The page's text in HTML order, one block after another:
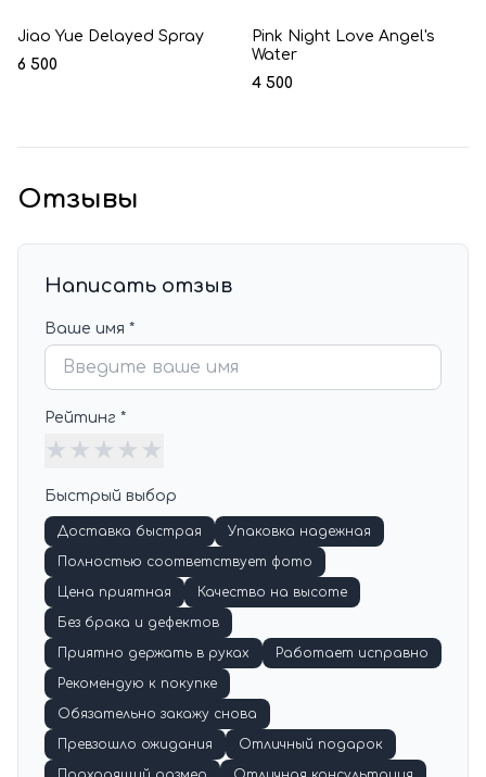
Jiao Yue Delayed Spray
6 500
Pink Night Love Angel's
Water
4 500
Отзывы
Написать отзыв
Ваше имя *
Рейтинг *
★ ★ ★ ★ ★
Быстрый выбор
Доставка быстрая
Упаковка надежная
Полностью соответствует фото
Цена приятная
Качество на высоте
Без брака и дефектов
Приятно держать в руках
Работает исправно
Рекомендую к покупке
Обязательно закажу снова
Превзошло ожидания
Отличный подарок